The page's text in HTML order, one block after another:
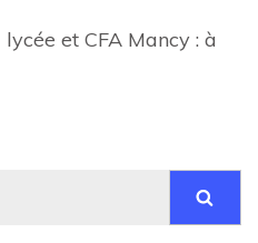
et CFA Mancy : à
Rechercher :